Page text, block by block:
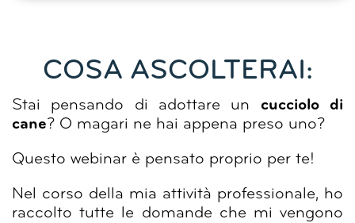
COSA ASCOLTERAI:
Stai pensando di adottare un cucciolo di
cane? O magari ne hai appena preso uno?
Questo webinar è pensato proprio per te!
Nel corso della mia attività professionale, ho
raccolto tutte le domande che mi vengono